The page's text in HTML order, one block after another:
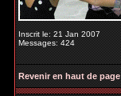
Inscrit le: 21 Jan 2007
Messages: 424
Revenir en haut de page